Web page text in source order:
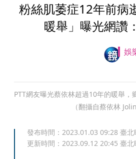
粉絲肌萎症12年前
暖舉」曝光網讚
娛
PTT網友曝光蔡依林超過10年的暖舉
（翻攝自蔡依林
發布時間： 2023.01.03 09:28 臺北
更新時間： 2023.09.12 20:45 臺北